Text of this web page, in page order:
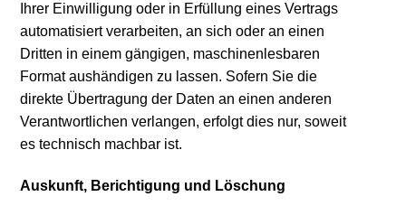
Ihrer Einwilligung oder in Erfüllung eines Vertrags
automatisiert verarbeiten, an sich oder an einen
Dritten in einem gängigen, maschinenlesbaren
Format aushändigen zu lassen. Sofern Sie die
direkte Übertragung der Daten an einen anderen
Verantwortlichen verlangen, erfolgt dies nur, soweit
es technisch machbar ist.
Auskunft, Berichtigung und Löschung